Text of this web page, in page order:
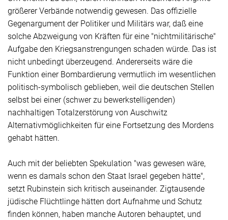
größerer Verbände notwendig gewesen. Das offizielle
Gegenargument der Politiker und Militärs war, daß eine
solche Abzweigung von Kräften für eine "nichtmilitärische"
Aufgabe den Kriegsanstrengungen schaden würde. Das ist
nicht unbedingt überzeugend. Andererseits wäre die
Funktion einer Bombardierung vermutlich im wesentlichen
politisch-symbolisch geblieben, weil die deutschen Stellen
selbst bei einer (schwer zu bewerkstelligenden)
nachhaltigen Totalzerstörung von Auschwitz
Alternativmöglichkeiten für eine Fortsetzung des Mordens
gehabt hätten.
Auch mit der beliebten Spekulation "was gewesen wäre,
wenn es damals schon den Staat Israel gegeben hätte",
setzt Rubinstein sich kritisch auseinander. Zigtausende
jüdische Flüchtlinge hätten dort Aufnahme und Schutz
finden können, haben manche Autoren behauptet, und